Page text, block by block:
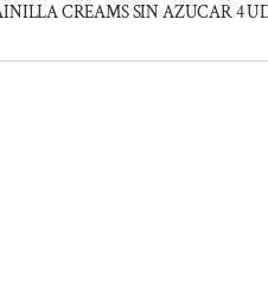
CREAMS SIN AZUCAR 4